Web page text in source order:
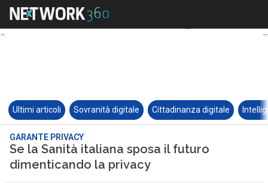
Ultimi articoli Sovranità digitale Cittadinanza digitale
GARANTE PRIVACY
Se la Sanità italiana sposa il futuro
dimenticando la privacy